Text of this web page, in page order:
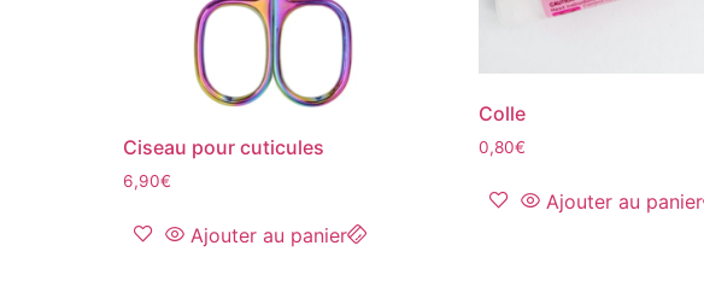
Ciseau pour cuticules
6,90€
Ajouter au panier
Colle
0,80€
Ajouter au panier